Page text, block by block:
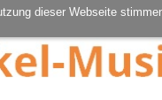
dieser Webseite